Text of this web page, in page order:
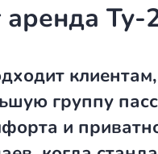
Ту-
группу
и